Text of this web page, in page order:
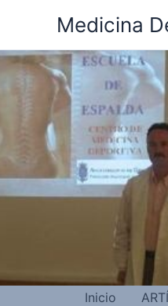
contenido
Medicina
Inicio